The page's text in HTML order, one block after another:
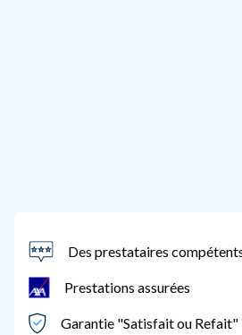
Des prestataires
Prestations assurées
Garantie "Satisfait ou Refait"